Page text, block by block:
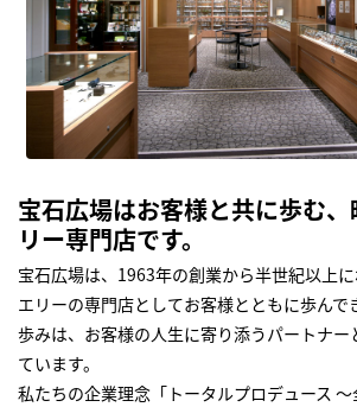
宝石広場はお客様と共に歩む
リー専門店です。
宝石広場は、1963年の創業から半世紀以上
エリーの専門店としてお客様とともに歩んで
歩みは、お客様の人生に寄り添うパートナー
ています。
私たちの企業理念「トータルプロデュース